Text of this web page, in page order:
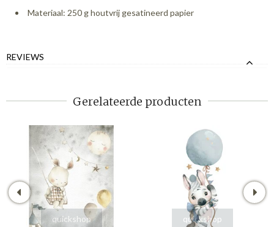
Materiaal: 250 g houtvrij gesatineerd papier
REVIEWS
Gerelateerde producten
quickshop quickshop